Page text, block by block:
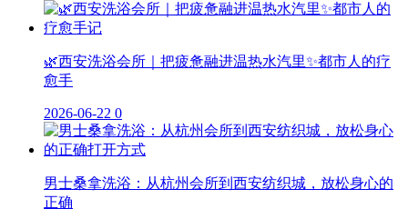
🌿西安洗浴会所｜把疲惫融进温热水汽里✨都市人的疗
愈手
2026-06-22 0
男士桑拿洗浴：从杭州会所到西安纺织城，放松身心的
正确